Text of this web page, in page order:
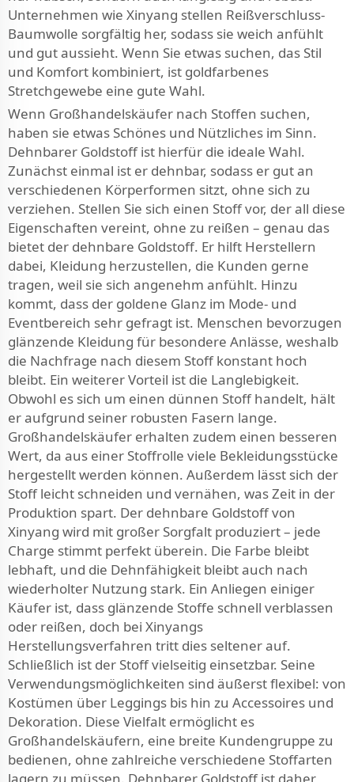
Unternehmen wie Xinyang stellen Reißverschluss-
Baumwolle sorgfältig her, sodass sie weich anfühlt
und gut aussieht. Wenn Sie etwas suchen, das Stil
und Komfort kombiniert, ist goldfarbenes
Stretchgewebe eine gute Wahl.
Wenn Großhandelskäufer nach Stoffen suchen,
haben sie etwas Schönes und Nützliches im Sinn.
Dehnbarer Goldstoff ist hierfür die ideale Wahl.
Zunächst einmal ist er dehnbar, sodass er gut an
verschiedenen Körperformen sitzt, ohne sich zu
verziehen. Stellen Sie sich einen Stoff vor, der all diese
Eigenschaften vereint, ohne zu reißen – genau das
bietet der dehnbare Goldstoff. Er hilft Herstellern
dabei, Kleidung herzustellen, die Kunden gerne
tragen, weil sie sich angenehm anfühlt. Hinzu
kommt, dass der goldene Glanz im Mode- und
Eventbereich sehr gefragt ist. Menschen bevorzugen
glänzende Kleidung für besondere Anlässe, weshalb
die Nachfrage nach diesem Stoff konstant hoch
bleibt. Ein weiterer Vorteil ist die Langlebigkeit.
Obwohl es sich um einen dünnen Stoff handelt, hält
er aufgrund seiner robusten Fasern lange.
Großhandelskäufer erhalten zudem einen besseren
Wert, da aus einer Stoffrolle viele Bekleidungsstücke
hergestellt werden können. Außerdem lässt sich der
Stoff leicht schneiden und vernähen, was Zeit in der
Produktion spart. Der dehnbare Goldstoff von
Xinyang wird mit großer Sorgfalt produziert – jede
Charge stimmt perfekt überein. Die Farbe bleibt
lebhaft, und die Dehnfähigkeit bleibt auch nach
wiederholter Nutzung stark. Ein Anliegen einiger
Käufer ist, dass glänzende Stoffe schnell verblassen
oder reißen, doch bei Xinyangs
Herstellungsverfahren tritt dies seltener auf.
Schließlich ist der Stoff vielseitig einsetzbar. Seine
Verwendungsmöglichkeiten sind äußerst flexibel: von
Kostümen über Leggings bis hin zu Accessoires und
Dekoration. Diese Vielfalt ermöglicht es
Großhandelskäufern, eine breite Kundengruppe zu
bedienen, ohne zahlreiche verschiedene Stoffarten